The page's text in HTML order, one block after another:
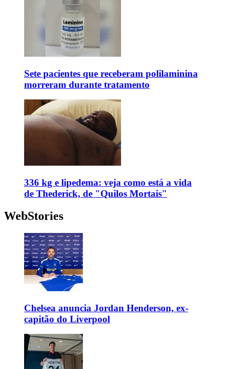
Sete pacientes que receberam polilaminina
morreram durante tratamento
336 kg e lipedema: veja como está a vida
de Thederick, de "Quilos Mortais"
WebStories
Chelsea anuncia Jordan Henderson, ex-
capitão do Liverpool